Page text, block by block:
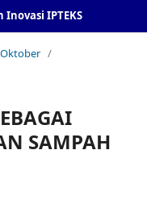
IPTEKS
Oktober /
SAMPAH